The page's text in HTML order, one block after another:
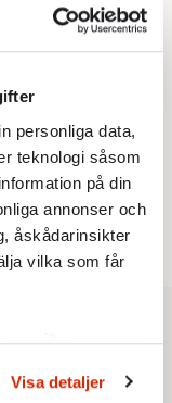
personliga data,
teknologi såsom
på din
annonser och
åskådarinsikter
vilka som får
uppgifter
när som
Visa detaljer
mot den
drömde
oroar sig
sten i glashus